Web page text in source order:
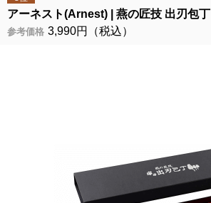
アーネスト(Arnest) 燕の匠技 出刃包丁
参考価格 3,990円（税込）